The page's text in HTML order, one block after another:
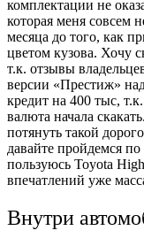
комплектации не
которая меня совсем
месяца до того, как
цветом кузова. Хочу
т.к. отзывы
версии «Престиж»
кредит на 400 тыс,
валюта начала
потянуть такой
давайте пройдемся по
пользуюсь Toyota
впечатлений уже
Внутри